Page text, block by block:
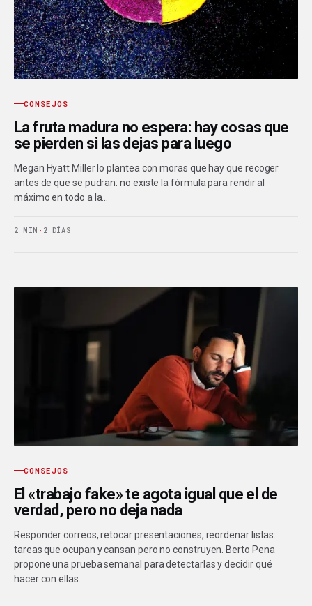
CONSEJOS
La fruta madura no espera: hay cosas que
se pierden si las dejas para luego
Megan Hyatt Miller lo plantea con moras que hay que recoger
antes de que se pudran: no existe la fórmula para rendir al
máximo en todo a la…
2 MIN · 2 DÍAS
CONSEJOS
El «trabajo fake» te agota igual que el de
verdad, pero no deja nada
Responder correos, retocar presentaciones, reordenar listas:
tareas que ocupan y cansan pero no construyen. Berto Pena
propone una prueba semanal para detectarlas y decidir qué
hacer con ellas.